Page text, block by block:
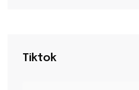
Tiktok